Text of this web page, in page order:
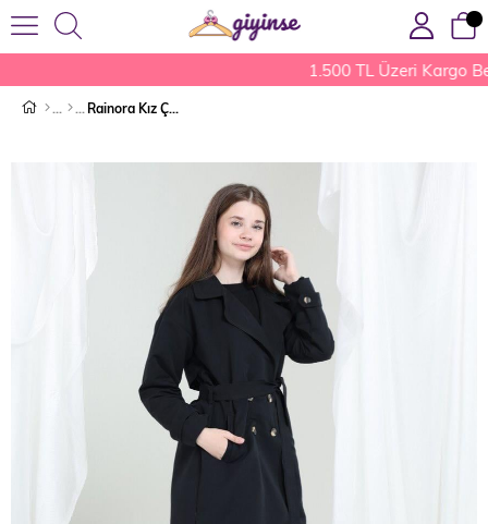
1.500 TL Üzeri Kargo
Rainora Kız Çocuk Trençkot Yağmurluk Siyah